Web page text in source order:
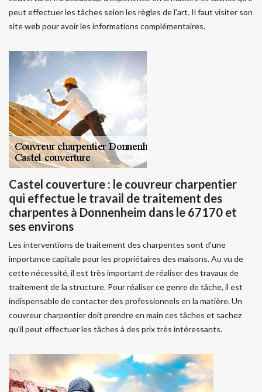
peut effectuer les tâches selon les règles de l'art. Il faut visiter son
site web pour avoir les informations complémentaires.
Castel couverture : le couvreur charpentier
qui effectue le travail de traitement des
charpentes à Donnenheim dans le 67170 et
ses environs
Les interventions de traitement des charpentes sont d'une
importance capitale pour les propriétaires des maisons. Au vu de
cette nécessité, il est très important de réaliser des travaux de
traitement de la structure. Pour réaliser ce genre de tâche, il est
indispensable de contacter des professionnels en la matière. Un
couvreur charpentier doit prendre en main ces tâches et sachez
qu'il peut effectuer les tâches à des prix très intéressants.